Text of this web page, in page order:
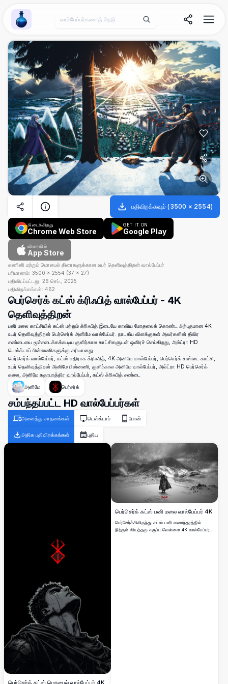
Wallpaper Alchemy
பதிவிறக்கவும் (3500 × 2554)
கிடைக்கிறது
Chrome Web Store
GET IT ON
Google Play
விரைவில்
App Store
கணினி மற்றும் மொபைல் திரைகளுக்கான உயர் தெளிவுத்திறன் வால்பேப்பர்
பரிமாணம்: 3500 × 2554 (37 × 27)
பதிவிடப்பட்டது: 26 செப்., 2025
பதிவிறக்கங்கள்: 462
பெர்செர்க் கட்ஸ் க்ரிஃபித் வால்பேப்பர் - 4K
தெளிவுத்திறன்
பனி மலை காட்சியில் கட்ஸ் மற்றும் க்ரிஃபித் இடையே காவிய மோதலைக் கொண்ட அற்புதமான 4K
உயர் தெளிவுத்திறன் பெர்செர்க் அனிமே வால்பேப்பர். நாடகீய விளக்குகள் அவர்களின் தீவிர
சண்டையை மூச்சடைக்கக்கூடிய குளிர்கால காட்சிகளுடன் ஒளிரச் செய்கிறது, அல்ட்ரா HD
டெஸ்க்டாப் பின்னணிகளுக்கு சரியானது.
பெர்செர்க் வால்பேப்பர், கட்ஸ் எதிராக க்ரிஃபித், 4K அனிமே வால்பேப்பர், பெர்செர்க் சண்டை காட்சி,
உயர் தெளிவுத்திறன் அனிமே பின்னணி, குளிர்கால அனிமே வால்பேப்பர், அல்ட்ரா HD பெர்செர்க்
கலை, அனிமே கதாபாத்திர வால்பேப்பர், கட்ஸ் க்ரிஃபித் சண்டை
அனிமே
பெர்சர்க்
சம்பந்தப்பட்ட HD வால்பேப்பர்கள்
அனைத்து சாதனங்கள் டெஸ்க்டாப் போன்
அதிக பதிவிறக்கங்கள் புதிய
பெர்செர்க் கட்ஸ் மொபைல் வால்பேப்பர் 4K
பெர்செர்க் கட்ஸ் பனி மலை வால்பேப்பர் 4K
பெர்செர்க்கிலிருந்து கட்ஸ் பனி வனாந்தரத்தில்
நிற்கும் வியத்தகு கருப்பு வெள்ளை 4K வால்பேப்பர்.